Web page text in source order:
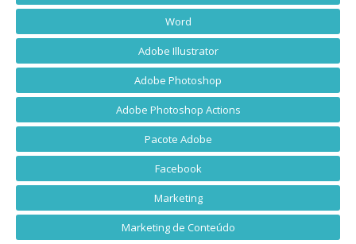
Word
Adobe Illustrator
Adobe Photoshop
Adobe Photoshop Actions
Pacote Adobe
Facebook
Marketing
Marketing de Conteúdo